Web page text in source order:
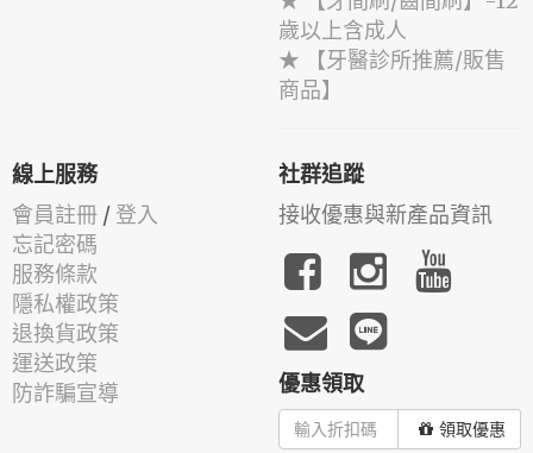
歲以上含成人
★ 【牙醫診所推薦/販售
商品】
線上服務
會員註冊 / 登入
忘記密碼
服務條款
隱私權政策
退換貨政策
運送政策
防詐騙宣導
社群追蹤
接收優惠與新產品資訊
優惠領取
領取優惠